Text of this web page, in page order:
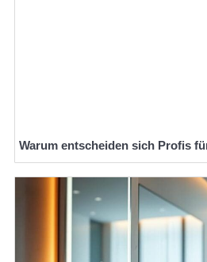
Warum entscheiden sich Profis